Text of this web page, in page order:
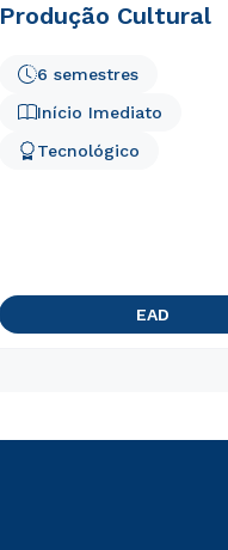
Produção Cultural
Início Imediato
6 semestres
Tecnológico
EAD